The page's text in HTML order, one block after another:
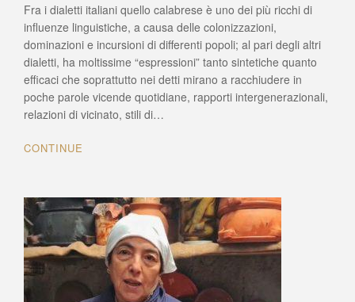
cu
vecchi
lavi
novi
voli
mentiri
Fra i dialetti italiani quello calabrese è uno dei più ricchi di
influenze linguistiche, a causa delle colonizzazioni,
dominazioni e incursioni di differenti popoli; al pari degli altri
dialetti, ha moltissime “espressioni” tanto sintetiche quanto
efficaci che soprattutto nei detti mirano a racchiudere in
poche parole vicende quotidiane, rapporti intergenerazionali,
relazioni di vicinato, stili di…
CONTINUE